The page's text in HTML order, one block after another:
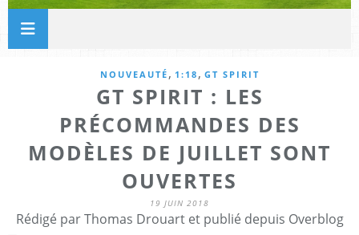
NOUVEAUTÉ , 1:18 , GT SPIRIT
GT SPIRIT : LES
PRÉCOMMANDES DES
MODÈLES DE JUILLET SONT
OUVERTES
19 JUIN 2018
Rédigé par Thomas Drouart et publié depuis Overblog